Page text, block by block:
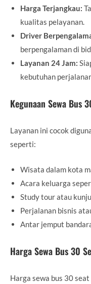
Harga Terjangkau:
kualitas pelayanan.
Driver
berpengalaman di
Layanan 24 Jam:
kebutuhan
Kegunaan Sewa Bus
Layanan ini cocok
seperti:
Wisata dalam kota
Acara keluarga
Study tour atau
Perjalanan bisnis
Antar jemput
Harga Sewa Bus 30
Harga sewa bus 30